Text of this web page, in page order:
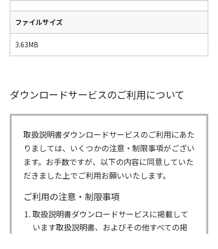
ファイルサイズ
3.63MB
ダウンロードサービスのご利用について
取扱説明書ダウンロードサービスのご利用にあた
りましては、いくつかの注意・制限事項がござい
ます。お手数ですが、以下の内容に同意していた
だきました上でご利用お願いいたします。
ご利用の注意・制限事項
取扱説明書ダウンロードサービスに掲載して
います取扱説明書、およびその他すべての掲